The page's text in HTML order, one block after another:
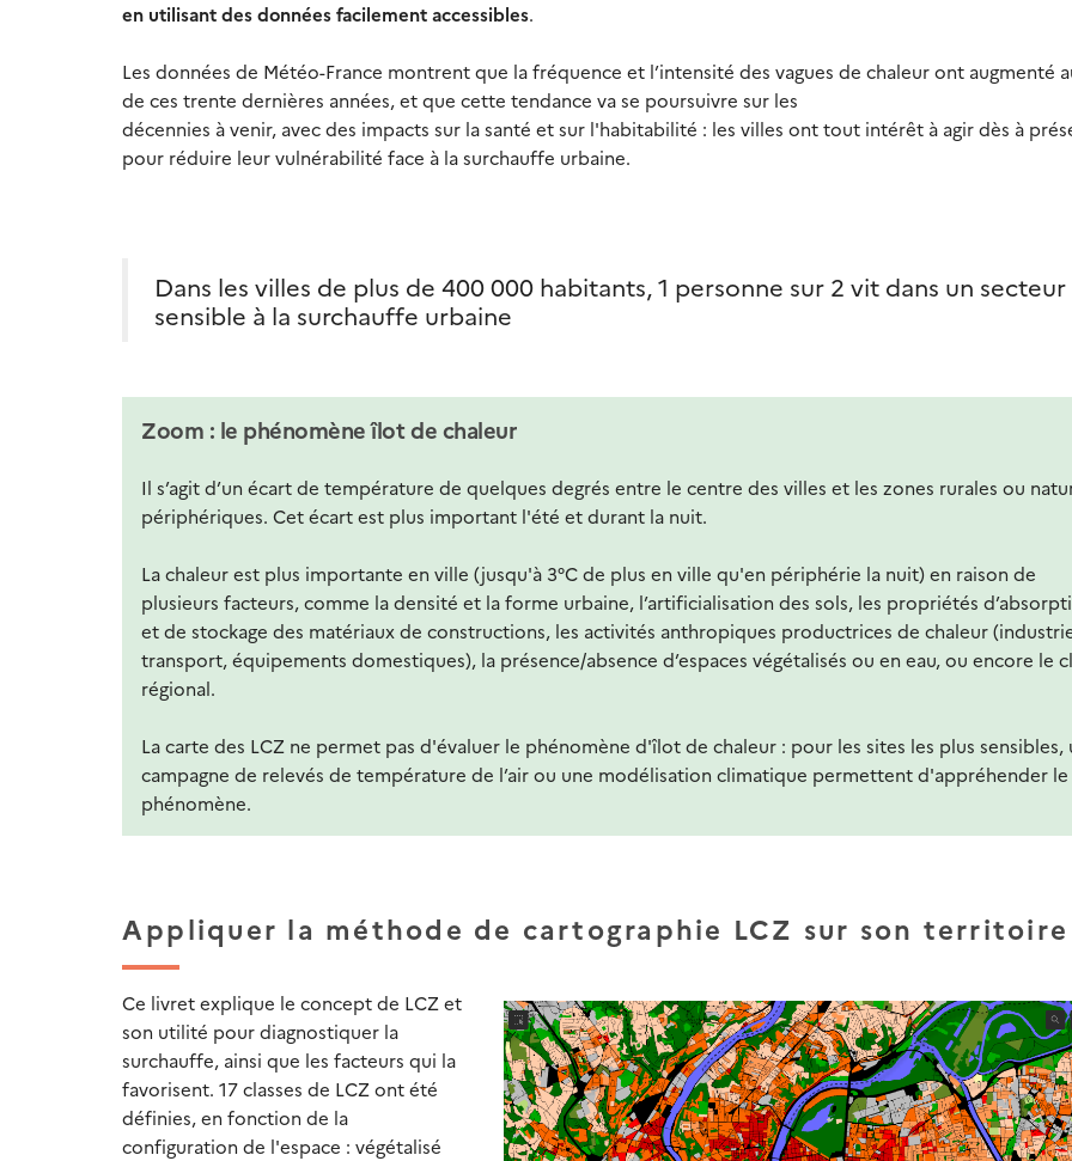
en utilisant des données facilement accessibles.
Les données de Météo-France montrent que la fréquence et l’intensité des vagues de chaleur ont augmenté
de ces trente dernières années, et que cette tendance va se poursuivre sur les
décennies à venir, avec des impacts sur la santé et sur l'habitabilité : les villes ont tout intérêt à agir dès à
pour réduire leur vulnérabilité face à la surchauffe urbaine.
Dans les villes de plus de 400 000 habitants, 1 personne sur 2 vit dans un secteur
sensible à la surchauffe urbaine
Zoom : le phénomène îlot de chaleur
Il s’agit d’un écart de température de quelques degrés entre le centre des villes et les zones rurales ou
périphériques. Cet écart est plus important l'été et durant la nuit.
La chaleur est plus importante en ville (jusqu'à 3°C de plus en ville qu'en périphérie la nuit) en raison de
plusieurs facteurs, comme la densité et la forme urbaine, l’artificialisation des sols, les propriétés
et de stockage des matériaux de constructions, les activités anthropiques productrices de chaleur
transport, équipements domestiques), la présence/absence d’espaces végétalisés ou en eau, ou encore le
régional.
La carte des LCZ ne permet pas d'évaluer le phénomène d'îlot de chaleur : pour les sites les plus sensibles,
campagne de relevés de température de l’air ou une modélisation climatique permettent d'appréhender le
phénomène.
Appliquer la méthode de cartographie LCZ sur son territoire
Ce livret explique le concept de LCZ et
son utilité pour diagnostiquer la
surchauffe, ainsi que les facteurs qui la
favorisent. 17 classes de LCZ ont été
définies, en fonction de la
configuration de l'espace : végétalisé